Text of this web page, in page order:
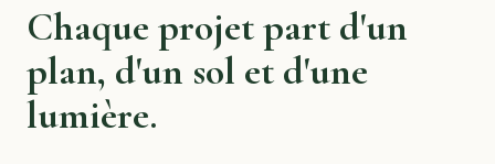
Chaque projet part d'un
plan, d'un sol et d'une
lumière.